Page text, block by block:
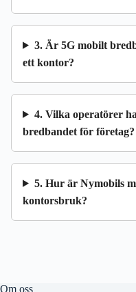
3. Är 5G mobilt
ett kontor?
4. Vilka operatörer
bredbandet för företag?
5. Hur är Nymobils
kontorsbruk?
Om oss